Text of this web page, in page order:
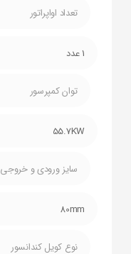
تعداد اواپراتور
1 عدد
توان کمپرسور
55.7KW
سایز ورودی و خروجی
80mm
نوع کویل کندانسور